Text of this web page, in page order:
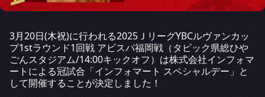
3月20日(木祝)に行われる2025ＪリーグYBCルヴァンカッ
プ1stラウンド1回戦 アビスパ福岡戦（タピック県総ひや
ごんスタジアム/14:00キックオフ）は株式会社インフォマ
ートによる冠試合「インフォマート スペシャルデー」と
して開催することが決定しました！